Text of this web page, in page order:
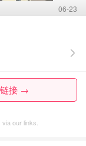
06-23
链接 →
our links.